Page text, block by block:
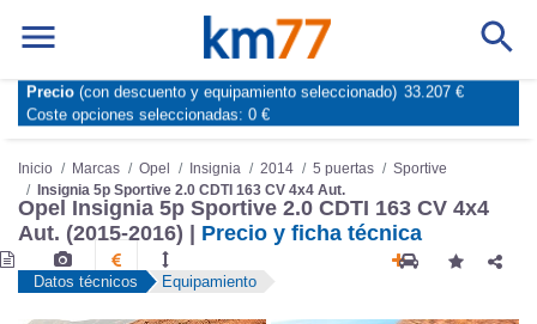
Marcas Comparador de coches
Inicio Marcas Opel Insignia 2014 5 puertas
Sportive
Insignia 5p Sportive 2.0 CDTI 163 CV 4x4 Aut.
Opel Insignia 5p Sportive 2.0 CDTI 163 CV 4x4
Aut. (2015-2016) | Precio y ficha técnica
Datos técnicos Equipamiento
Precio (con descuento y equipamiento seleccionado) 33.207 €
Coste opciones seleccionadas: 0 €